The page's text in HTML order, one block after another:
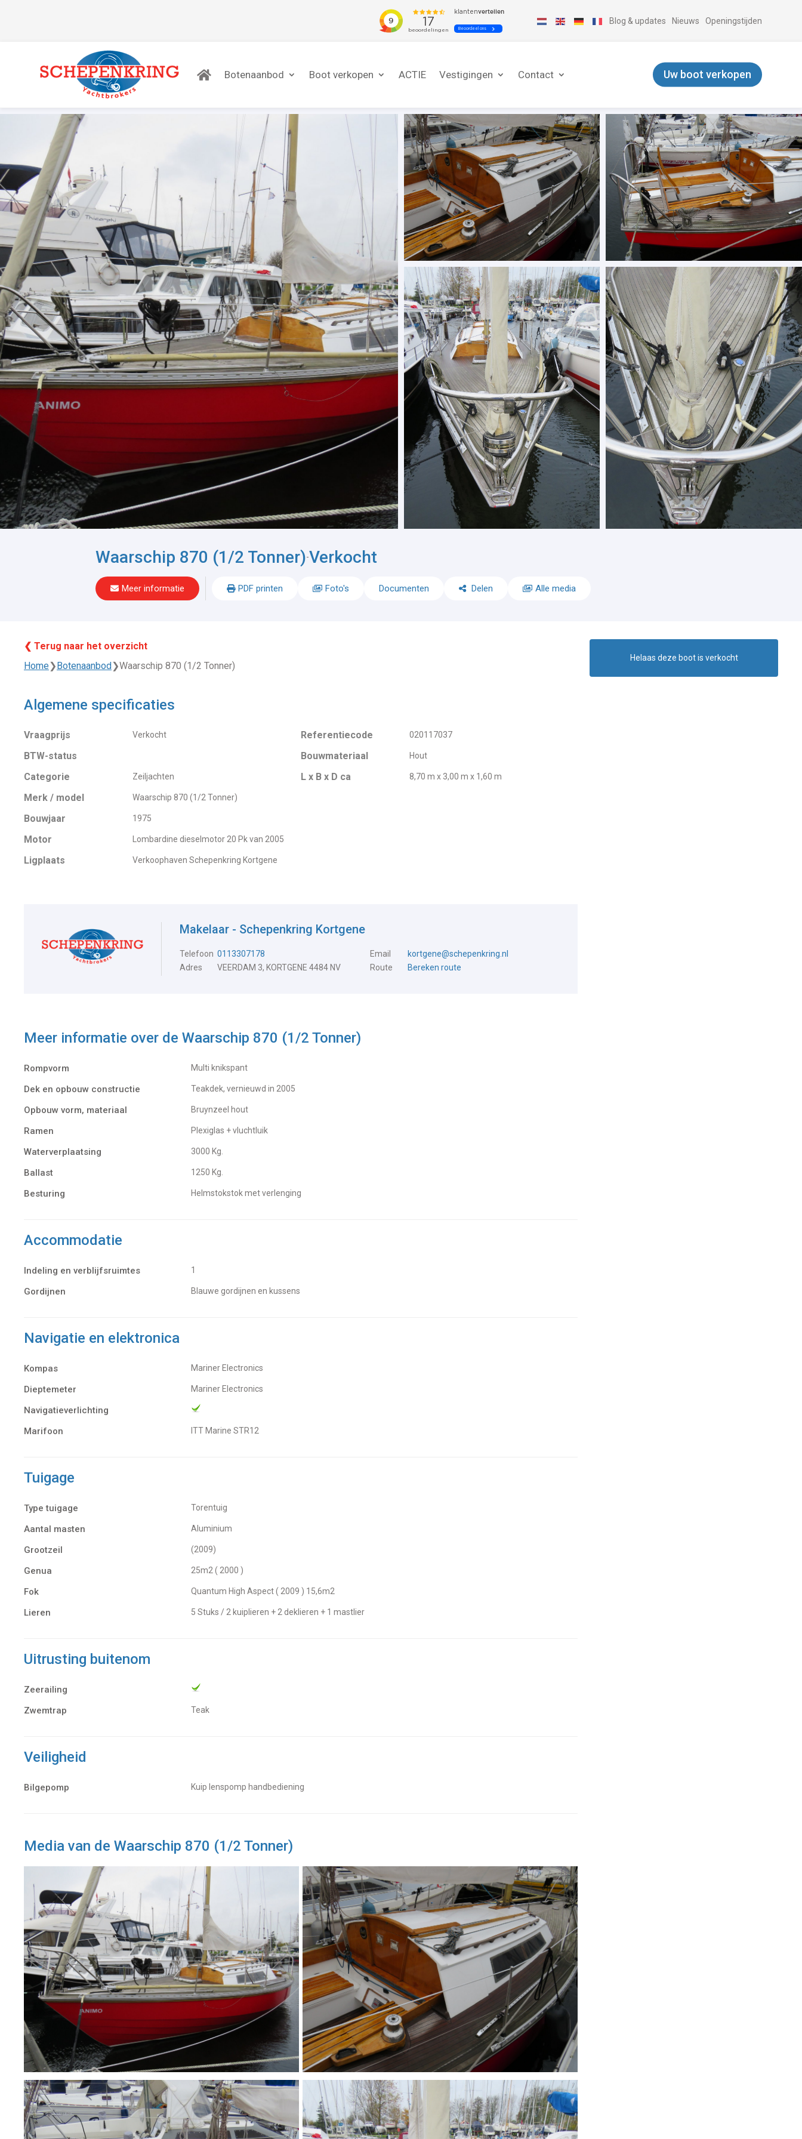
Blog & updates Nieuws Openingstijden
Botenaanbod Boot verkopen ACTIE Vestigingen Contact Uw boot verkopen
Waarschip 870 (1/2 Tonner)-Verkocht
Meer informatie PDF printen Foto's Documenten Delen Alle media
❮ Terug naar het overzicht
Home❯Botenaanbod❯Waarschip 870 (1/2 Tonner)
Algemene specificaties
Vraagprijs Verkocht
BTW-status
Categorie
Zeiljachten
Merk / model Waarschip 870 (1/2 Tonner)
Bouwjaar 1975
Motor Lombardine dieselmotor 20 Pk van 2005
Ligplaats Verkoophaven Schepenkring Kortgene
Referentiecode 020117037
Bouwmateriaal Hout
L x B x D ca 8,70 m x 3,00 m x 1,60 m
Makelaar - Schepenkring Kortgene
Telefoon 0113307178 Email
kortgene@schepenkring.nl
Adres
VEERDAM 3, KORTGENE 4484 NV Route Bereken route
Meer informatie over de Waarschip 870 (1/2 Tonner)
Rompvorm Multi knikspant
Dek en opbouw constructie Teakdek, vernieuwd in 2005
Opbouw vorm, materiaal Bruynzeel hout
Ramen Plexiglas + vluchtluik
Waterverplaatsing 3000 Kg.
Ballast 1250 Kg.
Besturing Helmstokstok met verlenging
Accommodatie
Indeling en verblijfsruimtes 1
Gordijnen Blauwe gordijnen en kussens
Navigatie en elektronica
Kompas Mariner Electronics
Dieptemeter Mariner Electronics
Navigatieverlichting
Marifoon
ITT Marine STR12
Tuigage
Type tuigage Torentuig
Aantal masten Aluminium
Grootzeil (2009)
Genua 25m2 ( 2000 )
Fok Quantum High Aspect ( 2009 ) 15,6m2
Lieren 5 Stuks / 2 kuiplieren + 2 deklieren + 1 mastlier
Uitrusting buitenom
Zeerailing
Zwemtrap
Teak
Veiligheid
Bilgepomp Kuip lenspomp handbediening
Media van de Waarschip 870 (1/2 Tonner)
Helaas deze boot is verkocht